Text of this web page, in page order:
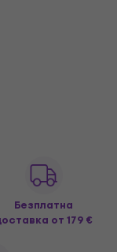
Безплатна
от 179 €